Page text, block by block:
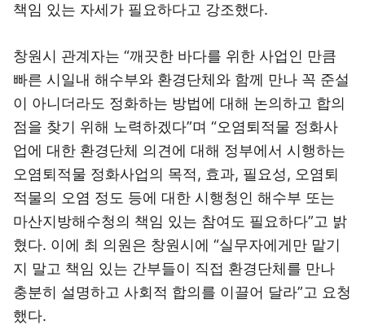
책임 있는 자세가 필요하다고 강조했다.
창원시 관계자는 “깨끗한 바다를 위한 사업인 만큼
빠른 시일내 해수부와 환경단체와 함께 만나 꼭 준설
이 아니더라도 정화하는 방법에 대해 논의하고 합의
점을 찾기 위해 노력하겠다”며 “오염퇴적물 정화사
업에 대한 환경단체 의견에 대해 정부에서 시행하는
오염퇴적물 정화사업의 목적, 효과, 필요성, 오염퇴
적물의 오염 정도 등에 대한 시행청인 해수부 또는
마산지방해수청의 책임 있는 참여도 필요하다”고 밝
혔다. 이에 최 의원은 창원시에 “실무자에게만 맡기
지 말고 책임 있는 간부들이 직접 환경단체를 만나
충분히 설명하고 사회적 합의를 이끌어 달라”고 요청
했다.